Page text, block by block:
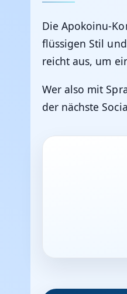
Die Apokoinu-
flüssigen Stil
reicht aus, um
Wer also mit
der nächste